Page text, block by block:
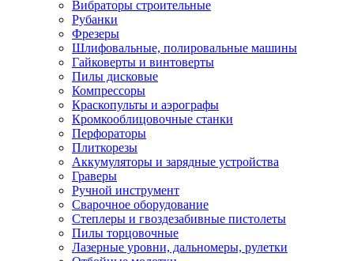
Вибраторы строительные
Рубанки
Фрезеры
Шлифовальные, полировальные машины
Гайковерты и винтоверты
Пилы дисковые
Компрессоры
Краскопульты и аэрографы
Кромкооблицовочные станки
Перфораторы
Плиткорезы
Аккумуляторы и зарядные устройства
Граверы
Ручной инструмент
Сварочное оборудование
Степлеры и гвоздезабивные пистолеты
Пилы торцовочные
Лазерные уровни, дальномеры, рулетки